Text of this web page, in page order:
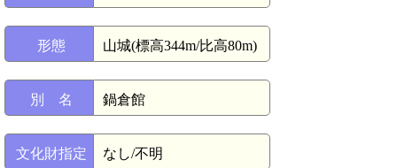
形態 山城(標高344m/比高80m)
別 名 鍋倉館
文化財指定 なし/不明